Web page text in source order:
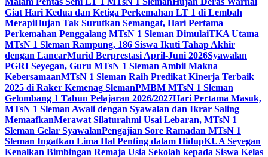
Giat Hari Kedua dan Ketiga Perkemahan LT 1 di Lembah
MerapiHujan Tak Surutkan Semangat, Hari Pertama
Perkemahan Penggalang MTsN 1 Sleman DimulaiTKA Utama
MTsN 1 Sleman Rampung, 186 Siswa Ikuti Tahap Akhir
dengan LancarMurid Berprestasi April-Juni 2026Syawalan
PGRI Seyegan, Guru MTsN 1 Sleman Ambil Makna
KebersamaanMTsN 1 Sleman Raih Predikat Kinerja Terbaik
2025 di Raker Kemenag SlemanPMBM MTsN 1 Sleman
Gelombang 1 Tahun Pelajaran 2026/2027Hari Pertama Masuk,
MTsN 1 Sleman Awali dengan Syawalan dan Ikrar Saling
MemaafkanMerawat Silaturahmi Usai Lebaran, MTsN 1
Sleman Gelar SyawalanPengajian Sore Ramadan MTsN 1
Sleman Ingatkan Lima Hal Penting dalam HidupKUA Seyegan
Kenalkan Bimbingan Remaja Usia Sekolah kepada Siswa Kelas